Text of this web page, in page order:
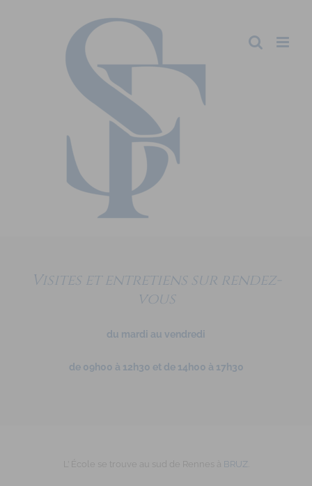
Visites et entretiens sur rendez-
vous
du mardi au vendredi
de 09h00 à 12h30 et de 14h00 à 17h30
L’ École se trouve au sud de Rennes à BRUZ